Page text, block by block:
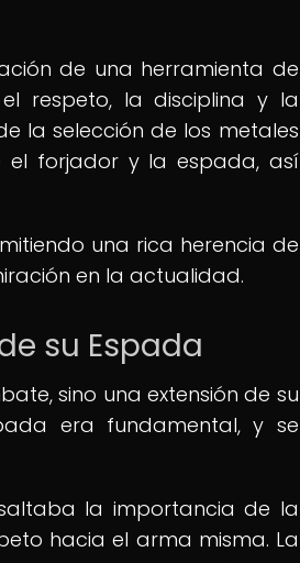
de una herramienta de
respeto, la disciplina y la
la selección de los metales
el forjador y la espada, así
una rica herencia de
en la actualidad.
su Espada
sino una extensión de su
era fundamental, y se
la importancia de la
hacia el arma misma. La